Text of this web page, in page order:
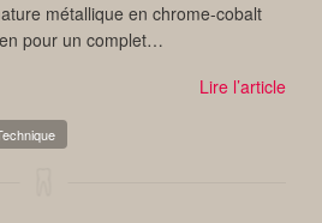
métallique en chrome-cobalt
pour un complet…
Lire l’article